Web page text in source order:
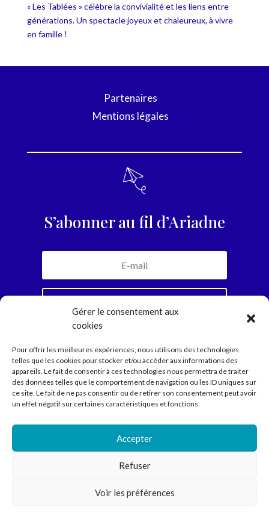
Gérer le consentement aux
cookies
Pour offrir les meilleures expériences, nous utilisons des technologies
telles que les cookies pour stocker et/ou accéder aux informations des
appareils. Le fait de consentir à ces technologies nous permettra de traiter
des données telles que le comportement de navigation ou les ID uniques sur
ce site. Le fait de ne pas consentir ou de retirer son consentement peut avoir
un effet négatif sur certaines caractéristiques et fonctions.
Accepter
Refuser
Voir les préférences
« Les Tablées » célèbre la convivialité et les liens entre
générations. Un spectacle joyeux et chaleureux, à vivre
en famille !
Partenaires
Mentions légales
S’abonner au fil d’Ariadne
mensuelle et jamais plus. Parole d’Ariadne.
Compagnie
Spectacles
Ecritures
Médiation
Agenda
Contact
Compagnie Ariadne © 2022 // Direction Anne Courel • 66